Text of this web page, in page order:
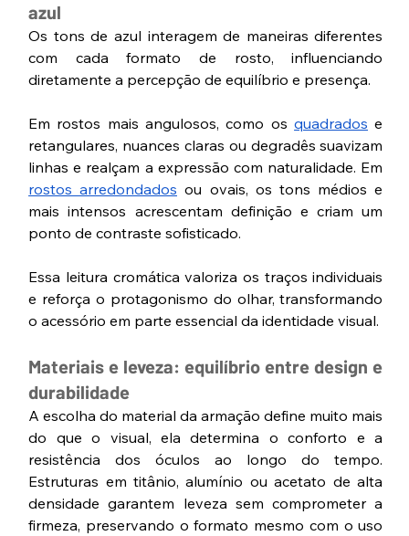
azul
Os tons de azul interagem de maneiras diferentes
com cada formato de rosto, influenciando
diretamente a percepção de equilíbrio e presença.
Em rostos mais angulosos, como os quadrados e
retangulares, nuances claras ou degradês suavizam
rostos arredondados ou ovais, os tons médios e
mais intensos acrescentam definição e criam um
ponto de contraste sofisticado.
Essa leitura cromática valoriza os traços individuais
e reforça o protagonismo do olhar, transformando
o acessório em parte essencial da identidade visual.
Materiais e leveza: equilíbrio entre design e
durabilidade
A escolha do material da armação define muito mais
do que o visual, ela determina o conforto e a
resistência dos óculos ao longo do tempo.
Estruturas em titânio, alumínio ou acetato de alta
densidade garantem leveza sem comprometer a
firmeza, preservando o formato mesmo com o uso